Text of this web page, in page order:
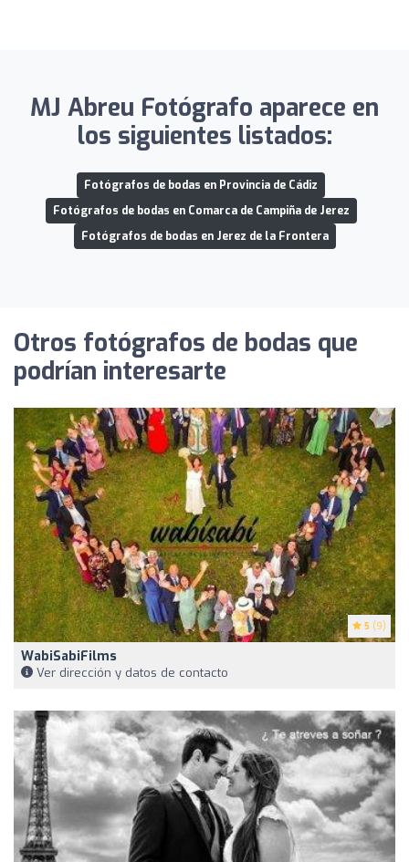
MJ Abreu Fotógrafo aparece en
los siguientes listados:
Fotógrafos de bodas en Provincia de Cádiz
Fotógrafos de bodas en Comarca de Campiña de Jerez
Fotógrafos de bodas en Jerez de la Frontera
Otros fotógrafos de bodas que
podrían interesarte
5 (9)
WabiSabiFilms
Ver dirección y datos de contacto